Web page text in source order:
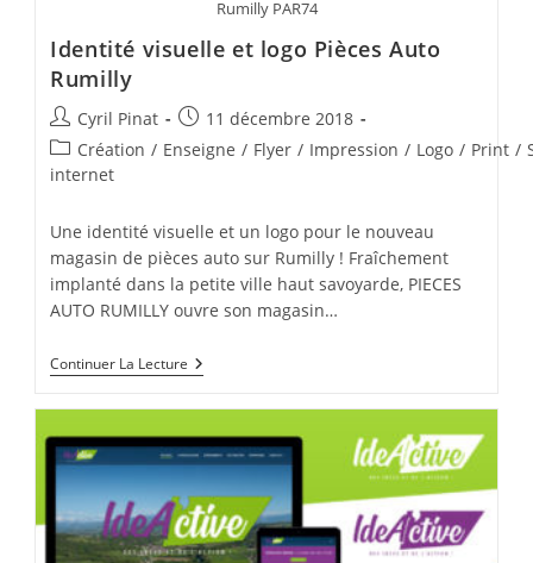
Rumilly PAR74
Identité visuelle et logo Pièces Auto
Rumilly
Auteur/autrice
de
la
Cyril Pinat
Publication
publiée :
11 décembre 2018
Post
category:
Création / Enseigne / Flyer / Impression / Logo / Print /
internet
Une identité visuelle et un logo pour le nouveau
magasin de pièces auto sur Rumilly ! Fraîchement
implanté dans la petite ville haut savoyarde, PIECES
AUTO RUMILLY ouvre son magasin…
Continuer La Lecture Identité
Visuelle
Pièces
Auto
Rumilly